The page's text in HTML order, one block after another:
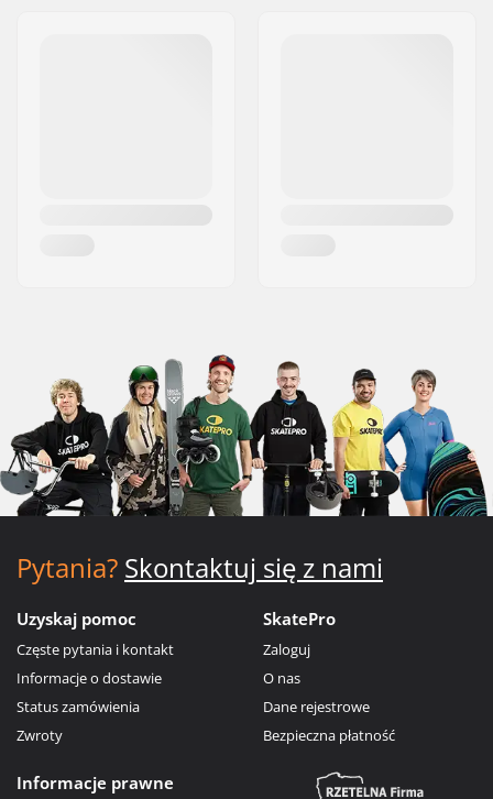
Pytania? Skontaktuj się z nami
Uzyskaj pomoc
Częste pytania i kontakt
Informacje o dostawie
Status zamówienia
Zwroty
SkatePro
Zaloguj
O nas
Dane rejestrowe
Bezpieczna płatność
Informacje prawne